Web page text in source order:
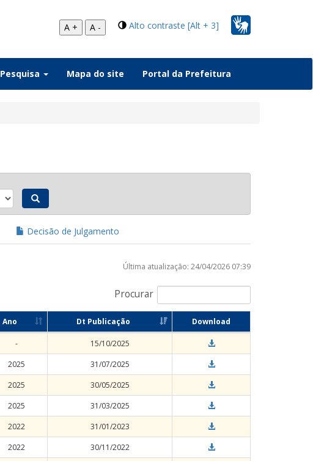
Alto contraste [Alt + 3]
A + A -
Pesquisa Mapa do site Portal da Prefeitura
Decisão de Julgamento
Procurar
Última atualização: 24/04/2026 07:39
Ano Dt Publicação Download
-
15/10/2025
2025
31/07/2025
2025
30/05/2025
2025
31/03/2025
2022
31/01/2023
2022
30/11/2022